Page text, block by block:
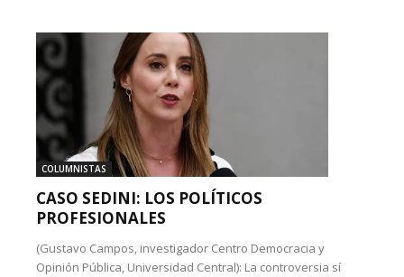
COLUMNISTAS
CASO SEDINI: LOS POLÍTICOS
PROFESIONALES
(Gustavo Campos, investigador Centro Democracia y
Opinión Pública, Universidad Central): La controversia sí